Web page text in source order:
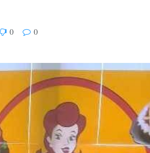
0 0